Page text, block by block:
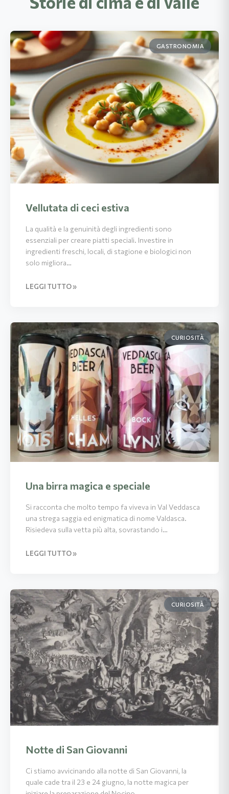
GASTRONOMIA
Vellutata di ceci estiva
La qualità e la genuinità degli ingredienti sono
essenziali per creare piatti speciali. Investire in
ingredienti freschi, locali, di stagione e biologici non
solo migliora…
LEGGI TUTTO »
CURIOSITÀ
Una birra magica e speciale
Si racconta che molto tempo fa viveva in Val Veddasca
una strega saggia ed enigmatica di nome Valdasca.
Risiedeva sulla vetta più alta, sovrastando i…
LEGGI TUTTO »
CURIOSITÀ
Notte di San Giovanni
Ci stiamo avvicinando alla notte di San Giovanni, la
quale cade tra il 23 e 24 giugno, la notte magica per